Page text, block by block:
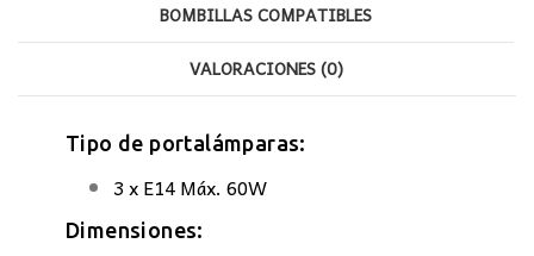
BOMBILLAS COMPATIBLES
VALORACIONES (0)
Tipo de portalámparas:
3 x E14 Máx. 60W
Dimensiones: